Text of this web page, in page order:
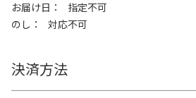
お届け日
指定不可
のし
対応不可
決済方法